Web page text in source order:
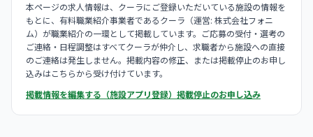
本ページの求人情報は、クーラにご登録いただいている施設の情報を
もとに、有料職業紹介事業者であるクーラ（運営: 株式会社フォニ
ム）が職業紹介の一環として掲載しています。ご応募の受付・選考の
ご連絡・日程調整はすべてクーラが仲介し、求職者から施設への直接
のご連絡は発生しません。掲載内容の修正、または掲載停止のお申し
込みはこちらから受け付けています。
掲載情報を編集する（施設アプリ登録） 掲載停止のお申し込み